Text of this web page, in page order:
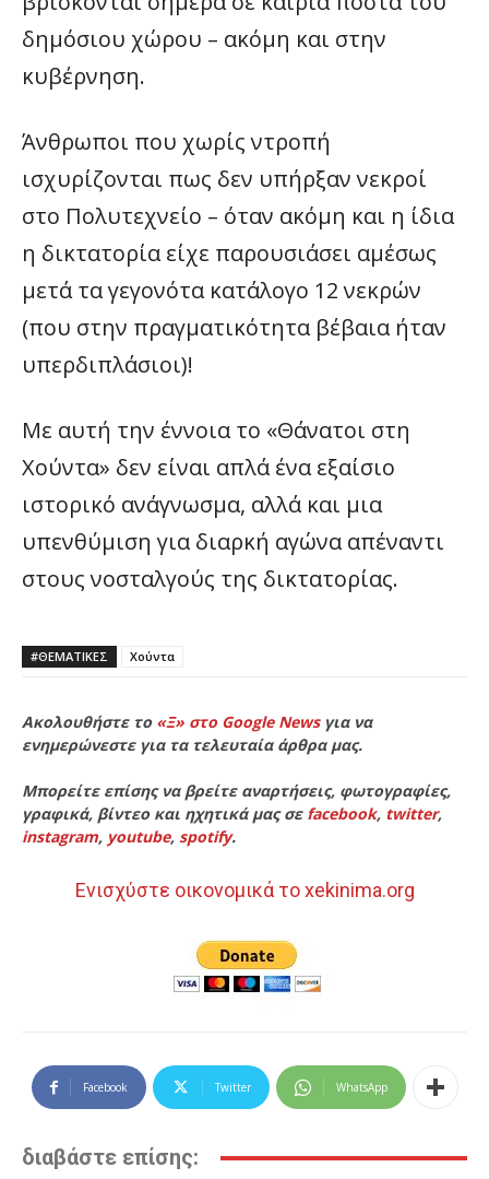
δημόσιου χώρου – ακόμη και στην
κυβέρνηση.
Άνθρωποι που χωρίς ντροπή
ισχυρίζονται πως δεν υπήρξαν νεκροί
στο Πολυτεχνείο – όταν ακόμη και η ίδια
η δικτατορία είχε παρουσιάσει αμέσως
μετά τα γεγονότα κατάλογο 12 νεκρών
(που στην πραγματικότητα βέβαια ήταν
υπερδιπλάσιοι)!
Με αυτή την έννοια το «Θάνατοι στη
Χούντα» δεν είναι απλά ένα εξαίσιο
ιστορικό ανάγνωσμα, αλλά και μια
υπενθύμιση για διαρκή αγώνα απέναντι
στους νοσταλγούς της δικτατορίας.
#ΘΕΜΑΤΙΚΈΣ Χούντα
Ακολουθήστε το «Ξ» στο Google Newsγια να
ενημερώνεστε για τα τελευταία άρθρα μας.
Μπορείτε επίσης να βρείτε αναρτήσεις, φωτογραφίες,
γραφικά, βίντεο και ηχητικά μας σε facebook, twitter,
instagram, youtube, spotify.
Ενισχύστε οικονομικά το xekinima.org
Facebook Twitter WhatsApp
διαβάστε επίσης: